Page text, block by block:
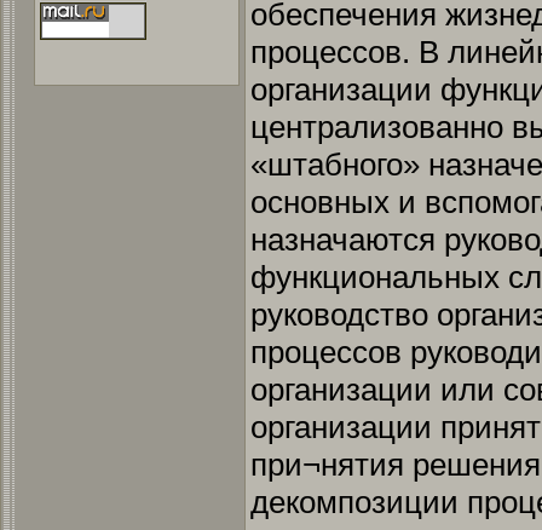
обеспечения
процессов. В
организации
централизованно
«штабного»
основных и
назначаются
функциональных
руководство
процессов
организации или
организации
при¬нятия
декомпозиции